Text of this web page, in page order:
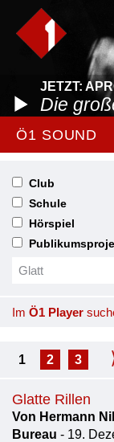
JETZT:
Die
Ö1 SOUND
Club
Schule
Hörspiel
Im Ö1 Player
1 2 3
Glatte Rillen
Von Hermann
Bureau - 19.